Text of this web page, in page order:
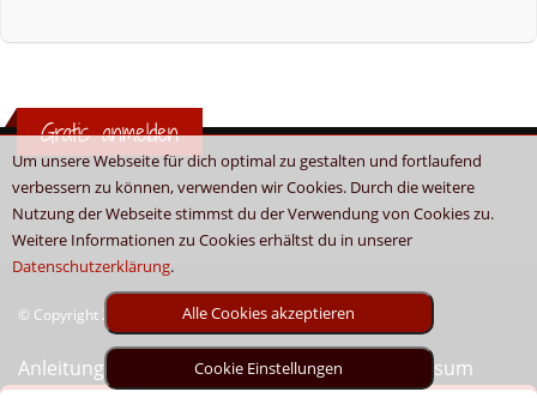
Um unsere Webseite für dich optimal zu gestalten und fortlaufend
verbessern zu können, verwenden wir Cookies. Durch die weitere
Nutzung der Webseite stimmst du der Verwendung von Cookies zu.
Weitere Informationen zu Cookies erhältst du in unserer
Datenschutzerklärung.
Alle Cookies akzeptieren
Cookie Einstellungen
Gratis anmelden
© Copyright 2026 - Boni.tv / Cashback & Gutscheine
Anleitung Sitemap Kontakt Unser Impressum